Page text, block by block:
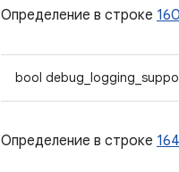
Определение в строке 160
bool
Определение в строке 164